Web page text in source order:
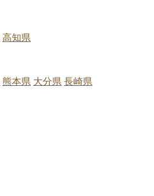
高知県
熊本県 大分県 長崎県